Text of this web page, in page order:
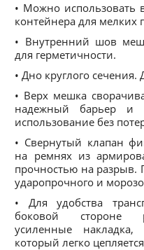
• Можно использовать
контейнера для мелких
• Внутренний шов
для герметичности.
• Дно круглого
• Верх мешка
надежный барьер и
использование без
• Свернутый клапан
на ремнях из
прочностью на разрыв.
ударопрочного и
• Для удобства
боковой стороне
усиленные
который легко